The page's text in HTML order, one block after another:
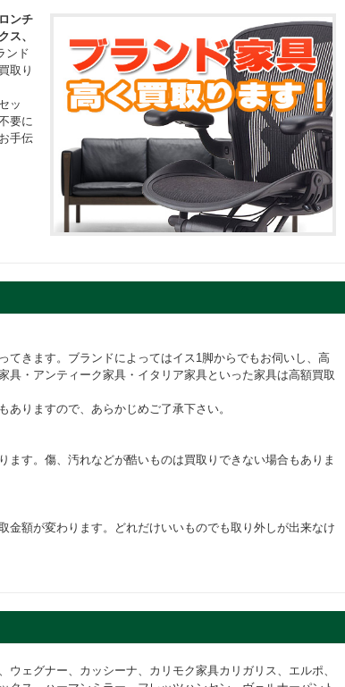
ンチ
ス、
ンド
取り
ッ
要に
手伝
てきます。ブランドによってはイス1脚からでもお伺いし、高
具・アンティーク家具・イタリア家具といった家具は高額買取
りますので、あらかじめご了承下さい。
ます。傷、汚れなどが酷いものは買取りできない場合もありま
金額が変わります。どれだけいいものでも取り外しが出来なけ
ウェグナー、カッシーナ、カリモク家具カリガリス、エルポ、